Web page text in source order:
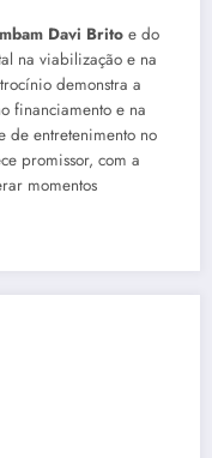
Davi Brito e do
na viabilização e na
demonstra a
financiamento e na
de entretenimento no
promissor, com a
momentos